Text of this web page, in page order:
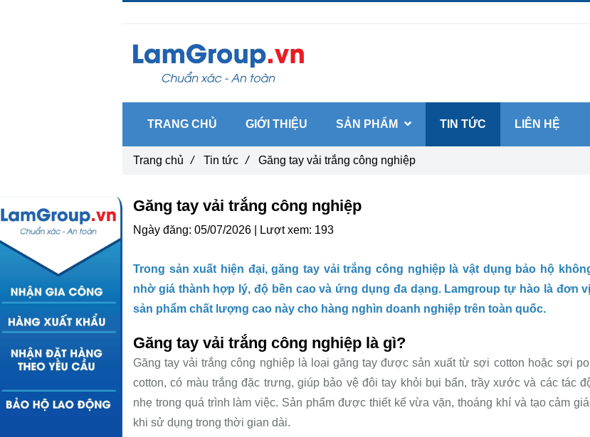
Găng tay vải trắng công nghiệp
Ngày đăng: 05/07/2026 | Lượt xem: 193
Trong sản xuất hiện đại, găng tay vải trắng công nghiệp là vật dụng bảo hộ
nhờ giá thành hợp lý, độ bền cao và ứng dụng đa dạng. Lamgroup tự hào là đơn
sản phẩm chất lượng cao này cho hàng nghìn doanh nghiệp trên toàn quốc.
Găng tay vải trắng công nghiệp là gì?
Găng tay vải trắng công nghiệp là loại găng tay được sản xuất từ sợi cotton hoặc sợi
cotton, có màu trắng đặc trưng, giúp bảo vệ đôi tay khỏi bụi bẩn, trầy xước và các tác
nhẹ trong quá trình làm việc. Sản phẩm được thiết kế vừa vặn, thoáng khí và tạo cảm
khi sử dụng trong thời gian dài.
Trang chủ / Tin tức / Găng tay vải trắng công nghiệp
TRANG CHỦ GIỚI THIỆU SẢN PHẨM TIN TỨC LIÊN HỆ